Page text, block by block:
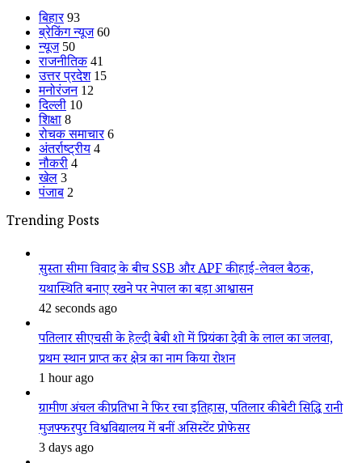
बिहार 93
ब्रेकिंग न्यूज 60
न्यूज 50
राजनीतिक 41
उत्तर प्रदेश 15
मनोरंजन 12
दिल्ली 10
शिक्षा 8
रोचक समाचार 6
अंतर्राष्ट्रीय 4
नौकरी 4
खेल 3
पंजाब 2
Trending Posts
सुस्ता सीमा विवाद के बीच SSB और APF की हाई-लेवल बैठक,
यथास्थिति बनाए रखने पर नेपाल का बड़ा आश्वासन
42 seconds ago
पतिलार सीएचसी के हेल्दी बेबी शो में प्रियंका देवी के लाल का जलवा,
प्रथम स्थान प्राप्त कर क्षेत्र का नाम किया रोशन
1 hour ago
ग्रामीण अंचल की प्रतिभा ने फिर रचा इतिहास, पतिलार की बेटी सिद्धि रानी
मुजफ्फरपुर विश्वविद्यालय में बनीं असिस्टेंट प्रोफेसर
3 days ago